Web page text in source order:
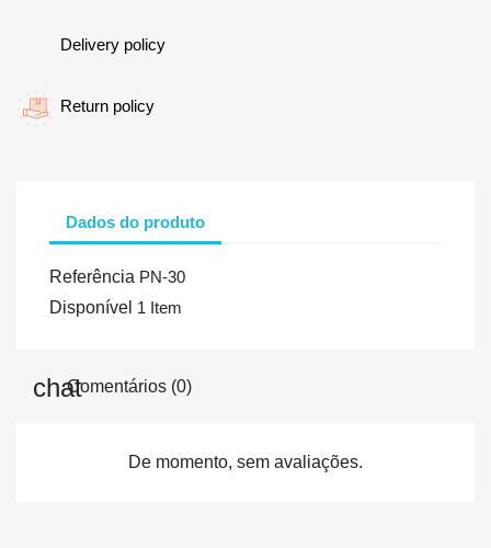
Delivery policy
Return policy
Dados do produto
Referência PN-30
Disponível 1 Item
Comentários (0)
De momento, sem avaliações.